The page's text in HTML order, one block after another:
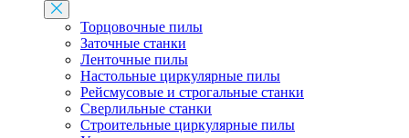
Торцовочные пилы
Заточные станки
Ленточные пилы
Настольные циркулярные пилы
Рейсмусовые и строгальные станки
Сверлильные станки
Строительные циркулярные пилы